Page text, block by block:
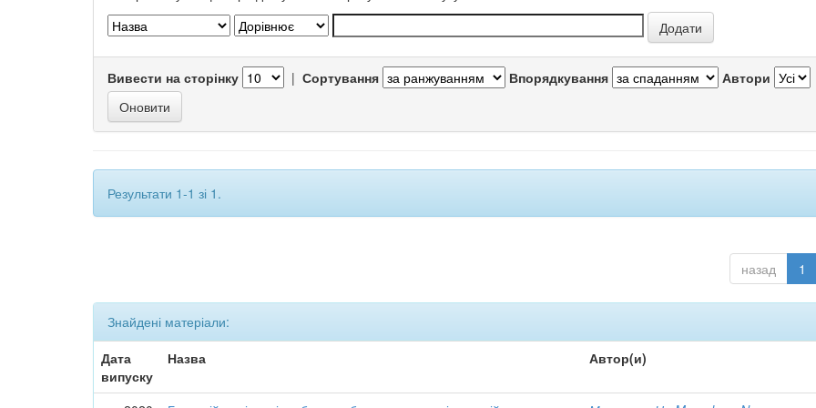
Вивести на сторінку | Сортування Впорядкування Автори
Результати 1-1 зі 1.
назад 1
Знайдені матеріали:
Дата
випуску
Назва Автор(и)